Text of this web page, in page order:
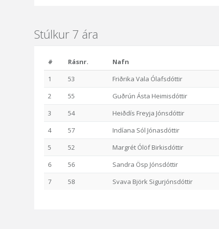
Stúlkur 7 ára
# Rásnr.
Nafn
1
53
Friðrika Vala Ólafsdóttir
2
55
Guðrún Ásta Heimisdóttir
3
54
Heiðdís Freyja Jónsdóttir
4
57
Indíana Sól Jónasdóttir
5
52
Margrét Ólöf Birkisdóttir
6
56
Sandra Ösp Jónsdóttir
7
58 Svava Björk Sigurjónsdóttir